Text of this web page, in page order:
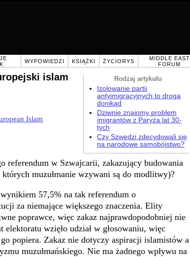
WYPOWIEDZI KSIĄŻKI ŻYCIORYS
MIDDLE EAST
FORUM
Rodzaj artykułu
Izolowanie partii
antyimigracyjnych to droga
donikąd
Dziwnie znajomy problem
imigrantów z Paryża lat 30-
tych
Czy Szwedzi zdecydowali się
na narodowe samobójstwo?
islam
Islam
referendum w Szwajcarii, zakazujący budowania
muzułmanie wzywani są do modlitwy)?
57,5% na tak referendum o
za niemające większego znaczenia. Elity
poprawce, więc zakaz najprawdopodobniej nie
wzięło udział w głosowaniu, więc
popiera. Zakaz nie dotyczy aspiracji islamistów a
muzułmańskiego. Nie ma żadnego wpływu na